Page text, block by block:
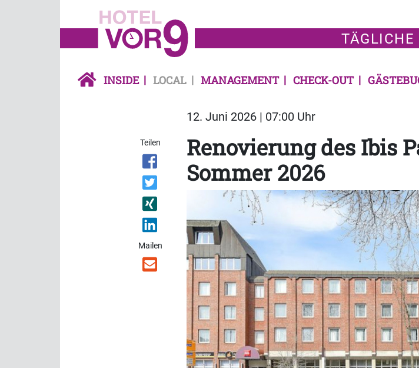
TÄGLICHE
INSIDE LOCAL MANAGEMENT CHECK-OUT
12. Juni 2026 | 07:00 Uhr
Teilen
Mailen
Renovierung des Ibis
Sommer 2026